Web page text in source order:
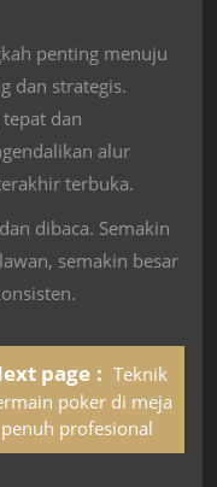
penting menuju
dan strategis.
dan
alur
terbuka.
dibaca. Semakin
semakin besar
page
Teknik
poker di meja
penuh profesional